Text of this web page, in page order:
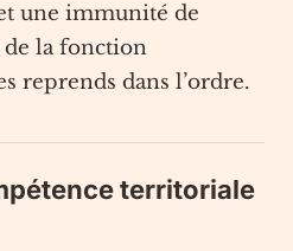
une immunité de
de la fonction
reprends dans l’ordre.
territoriale